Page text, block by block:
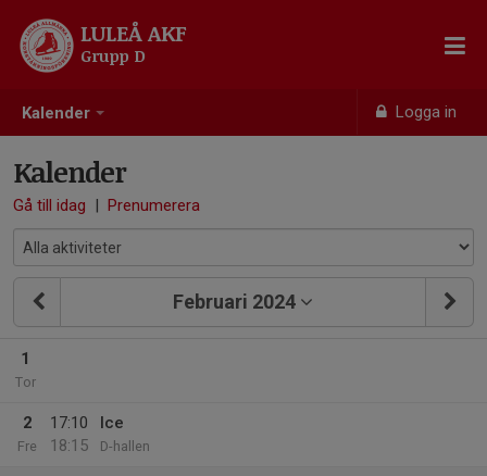
Kalender Logga in
LULEÅ AKF
Grupp D
Kalender
Gå till idag | Prenumerera
Februari 2024
1
Tor
2
Fre
17:10
18:15
Ice
D-hallen